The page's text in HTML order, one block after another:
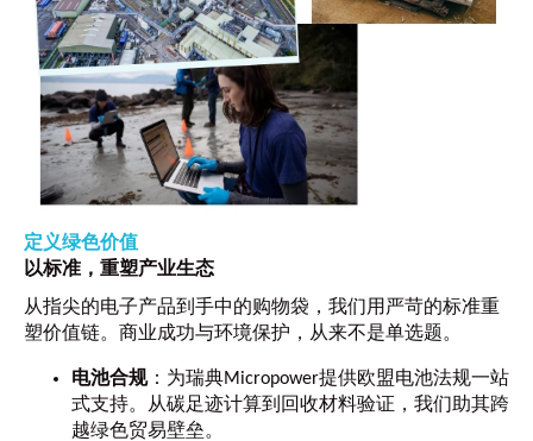
定义绿色价值
以标准，重塑产业生态
从指尖的电子产品到手中的购物袋，我们用严苛的标准重
塑价值链。商业成功与环境保护，从来不是单选题。
电池合规：为瑞典Micropower提供欧盟电池法规一站
式支持。从碳足迹计算到回收材料验证，我们助其跨
越绿色贸易壁垒。